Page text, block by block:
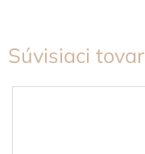
Súvisiaci tovar